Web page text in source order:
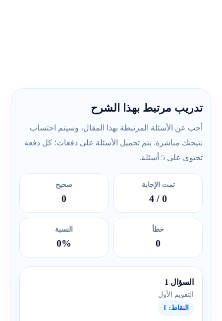
تدريب مرتبط بهذا الشرح
أجب عن الأسئلة المرتبطة بهذا المقال، وسيتم احتساب
نتيجتك مباشرة. يتم تحميل الأسئلة على دفعات؛ كل دفعة
تحتوي على 5 أسئلة.
تمت الإجابة
0
/ 4
صحيح
0
خطأ
0
النسبة
0%
السؤال 1
التقويم الأول
النقاط: 1